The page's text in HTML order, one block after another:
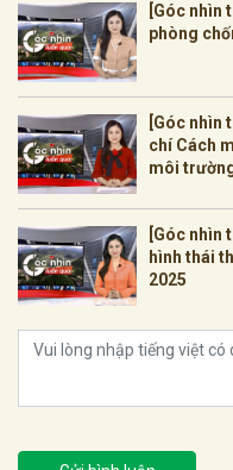
[Góc nhìn
phòng
[Góc nhìn
chí Cách
môi
[Góc nhìn
hình thái
2025